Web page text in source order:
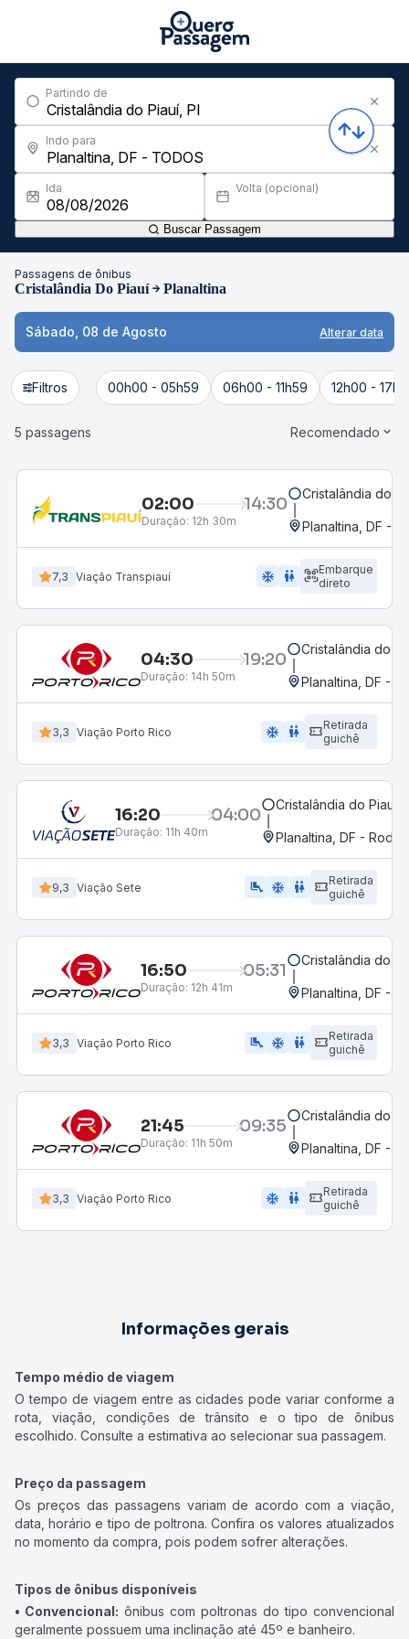
Partindo de
Indo para
Ida Volta (opcional)
Buscar Passagem
Passagens de ônibus
Cristalândia Do Piauí Planaltina
Sábado, 08 de Agosto Alterar data
Filtros 00h00 - 05h59 06h00 - 11h59 12h00 -
5 passagens Recomendado
02:00 14:30
Duração: 12h 30m
Cristalândia do
Planaltina, DF -
7,3 Viação Transpiauí ac_unit wc
Embarque
direto
04:30 19:20
Duração: 14h 50m
Cristalândia do
Planaltina, DF -
3,3 Viação Porto Rico ac_unit wc
Retirada
guichê
16:20 04:00
Duração: 11h 40m
Cristalândia do Piauí,
Planaltina, DF -
9,3 Viação Sete airline_seat_legroom_extra ac_unit WC
Retirada
guichê
16:50 05:31
Duração: 12h 41m
Cristalândia do
Planaltina, DF -
3,3 Viação Porto Rico airline_seat_legroom_extra ac_unit wc
Retirada
guichê
21:45 09:35
Duração: 11h 50m
Cristalândia do
Planaltina, DF -
3,3 Viação Porto Rico ac_unit wc
Retirada
guichê
Informações gerais
Tempo médio de viagem
O tempo de viagem entre as cidades pode variar conforme a
rota, viação, condições de trânsito e o tipo de ônibus
escolhido. Consulte a estimativa ao selecionar sua passagem.
Preço da passagem
Os preços das passagens variam de acordo com a viação,
data, horário e tipo de poltrona. Confira os valores atualizados
no momento da compra, pois podem sofrer alterações.
Tipos de ônibus disponíveis
• Convencional: ônibus com poltronas do tipo convencional
geralmente possuem uma inclinação até 45º e banheiro.